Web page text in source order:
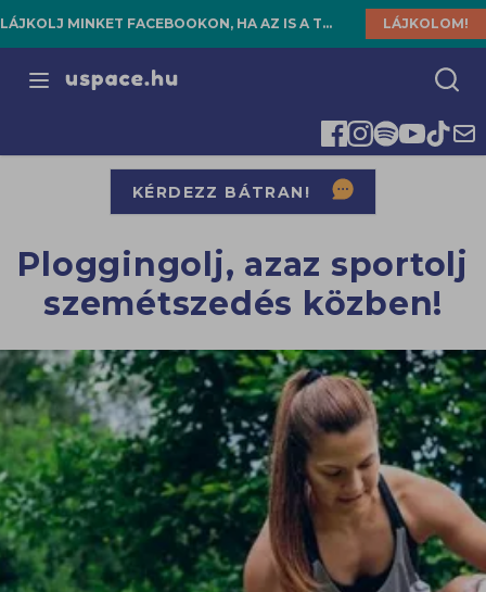
LÁJKOLJ MINKET FACEBOOKON, HA AZ IS A TE HELYED! LÁJKOLOM!
Open menu
KÉRDEZZ BÁTRAN!
Ploggingolj, azaz sportolj
szemétszedés közben!